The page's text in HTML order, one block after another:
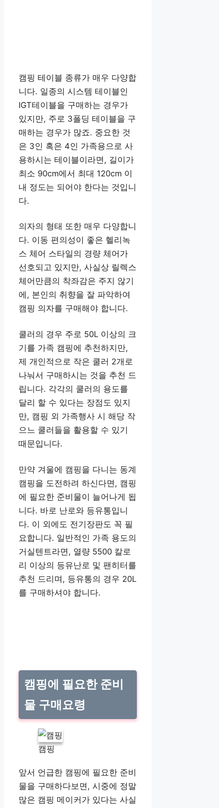
캠핑 테이블 종류가 매우 다양합
니다. 일종의 시스템 테이블인
IGT테이블을 구매하는 경우가
있지만, 주로 3폴딩 테이블을 구
매하는 경우가 많죠. 중요한 것
은 3인 혹은 4인 가족용으로 사
용하시는 테이블이라면, 길이가
최소 90cm에서 최대 120cm 이
내 정도는 되어야 한다는 것입니
다.
의자의 형태 또한 매우 다양합니
다. 이동 편의성이 좋은 헬리녹
스 체어 스타일의 경량 체어가
선호되고 있지만, 사실상 릴렉스
체어만큼의 착좌감은 주지 않기
에, 본인의 취향을 잘 파악하여
캠핑 의자를 구매해야 합니다.
쿨러의 경우 주로 50L 이상의 크
기를 가족 캠핑에 추천하지만,
제 개인적으로 작은 쿨러 2개로
나눠서 구매하시는 것을 추천 드
립니다. 각각의 쿨러의 용도를
달리 할 수 있다는 장점도 있지
만, 캠핑 외 가족행사 시 해당 작
으느 쿨러들을 활용할 수 있기
때문입니다.
만약 겨울에 캠핑을 다니는 동계
캠핑을 도전하려 하신다면, 캠핑
에 필요한 준비물이 늘어나게 됩
니다. 바로 난로와 등유통입니
다. 이 외에도 전기장판도 꼭 필
요합니다. 일반적인 가족 용도의
거실텐트라면, 열량 5500 칼로
리 이상의 등유난로 및 팬히터를
추천 드리며, 등유통의 경우 20L
를 구매하셔야 합니다.
캠핑에 필요한 준비
물 구매요령
캠핑
앞서 언급한 캠핑에 필요한 준비
물을 구매하다보면, 시중에 정말
많은 캠핑 메이커가 있다는 사실